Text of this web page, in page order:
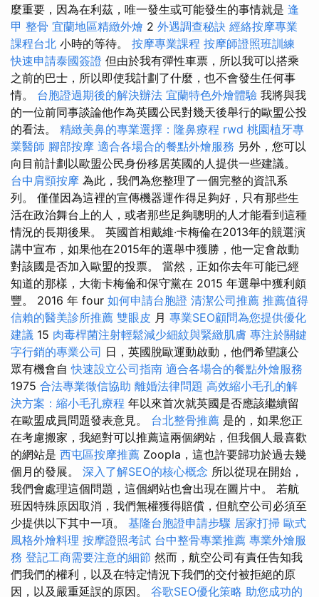
麼重要，因為在利茲，唯一發生或可能發生的事情就是 逢
甲 整骨 宜蘭地區精緻外燴 2 外遇調查秘訣 經絡按摩專業
課程台北 小時的等待。 按摩專業課程 按摩師證照班訓練
快速申請泰國簽證 但由於我有彈性車票，所以我可以搭乘
之前的巴士，所以即使我計劃了什麼，也不會發生任何事
情。 台胞證過期後的解決辦法 宜蘭特色外燴體驗 我將與我
的一位前同事談論他作為英國公民對幾天後舉行的歐盟公投
的看法。 精緻美鼻的專業選擇：隆鼻療程 rwd 桃園植牙專
業醫師 腳部按摩 適合各場合的餐點外燴服務 另外，您可以
向目前計劃以歐盟公民身份移居英國的人提供一些建議。
台中肩頸按摩 為此，我們為您整理了一個完整的資訊系
列。 僅僅因為這裡的宣傳機器運作得足夠好，只有那些生
活在政治舞台上的人，或者那些足夠聰明的人才能看到這種
情況的長期後果。 英國首相戴維·卡梅倫在2013年的競選演
講中宣布，如果他在2015年的選舉中獲勝，他一定會啟動
對該國是否加入歐盟的投票。 當然，正如你去年可能已經
知道的那樣，大衛卡梅倫和保守黨在 2015 年選舉中獲利頗
豐。 2016 年 four 如何申請台胞證 清潔公司推薦 推薦值得
信賴的醫美診所推薦 雙眼皮 月 專業SEO顧問為您提供優化
建議 15 肉毒桿菌注射輕鬆減少細紋與緊緻肌膚 專注於關鍵
字行銷的專業公司 日，英國脫歐運動啟動，他們希望讓公
眾有機會自快速設立公司指南 適合各場合的餐點外燴服務
1975 合法專業徵信協助 離婚法律問題 高效縮小毛孔的解
決方案：縮小毛孔療程 年以來首次就英國是否應該繼續留
在歐盟成員問題發表意見。 台北整骨推薦 是的，如果您正
在考慮搬家，我絕對可以推薦這兩個網站，但我個人最喜歡
的網站是 西屯區按摩推薦 Zoopla，這也許要歸功於過去幾
個月的發展。 深入了解SEO的核心概念 所以從現在開始，
我們會處理這個問題，這個網站也會出現在圖片中。 若航
班因特殊原因取消，我們無權獲得賠償，但航空公司必須至
少提供以下其中一項。 基隆台胞證申請步驟 居家打掃 歐式
風格外燴料理 按摩證照考試 台中整骨專業推薦 專業外燴服
務 登記工商需要注意的細節 然而，航空公司有責任告知我
們我們的權利，以及在特定情況下我們的交付被拒絕的原
因，以及嚴重延誤的原因。 谷歌SEO優化策略 助您成功的